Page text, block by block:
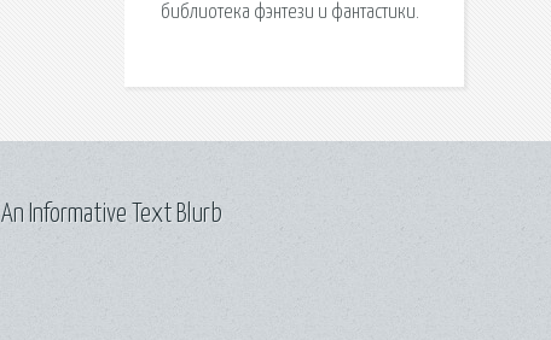
библиотека фэнтези и фантастики.
An Informative Text Blurb